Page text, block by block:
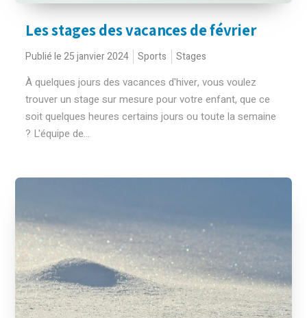
Les stages des vacances de février
Publié le 25 janvier 2024 Sports Stages
À quelques jours des vacances d'hiver, vous voulez
trouver un stage sur mesure pour votre enfant, que ce
soit quelques heures certains jours ou toute la semaine
? L'équipe de...